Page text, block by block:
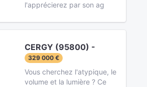
l'apprécierez par son ag
CERGY (95800) -
329 000 €
Vous cherchez l'atypique, le
volume et la lumière ? Ce